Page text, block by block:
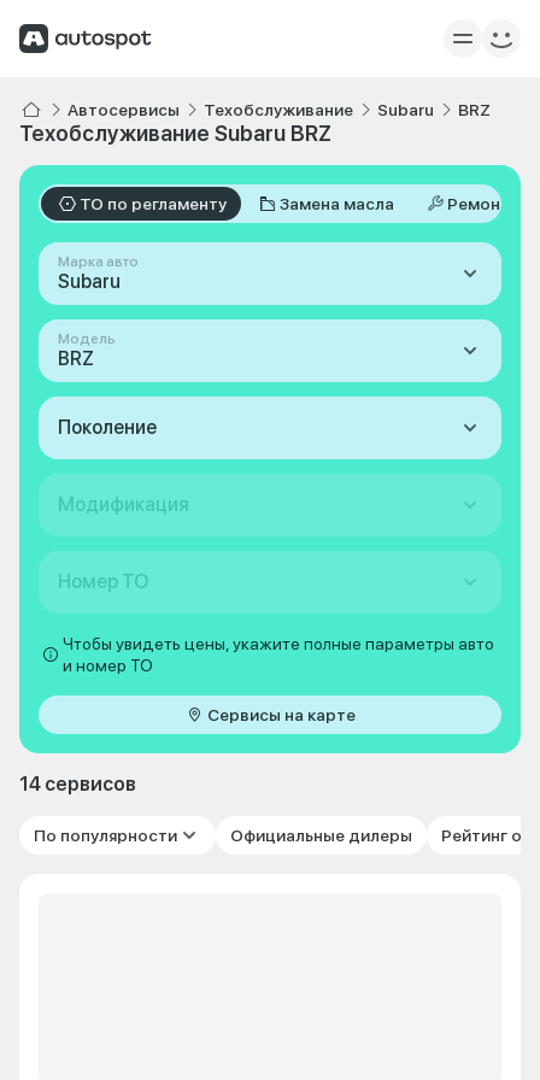
Автосервисы Техобслуживание Subaru BRZ
Техобслуживание Subaru BRZ
ТО по регламенту Замена масла Ремонт
Марка авто
Subaru
Модель
BRZ
Поколение
Модификация
Номер ТО
Чтобы увидеть цены, укажите полные параметры авто
и номер ТО
Сервисы на карте
14 сервисов
По популярности Официальные дилеры Рейтинг